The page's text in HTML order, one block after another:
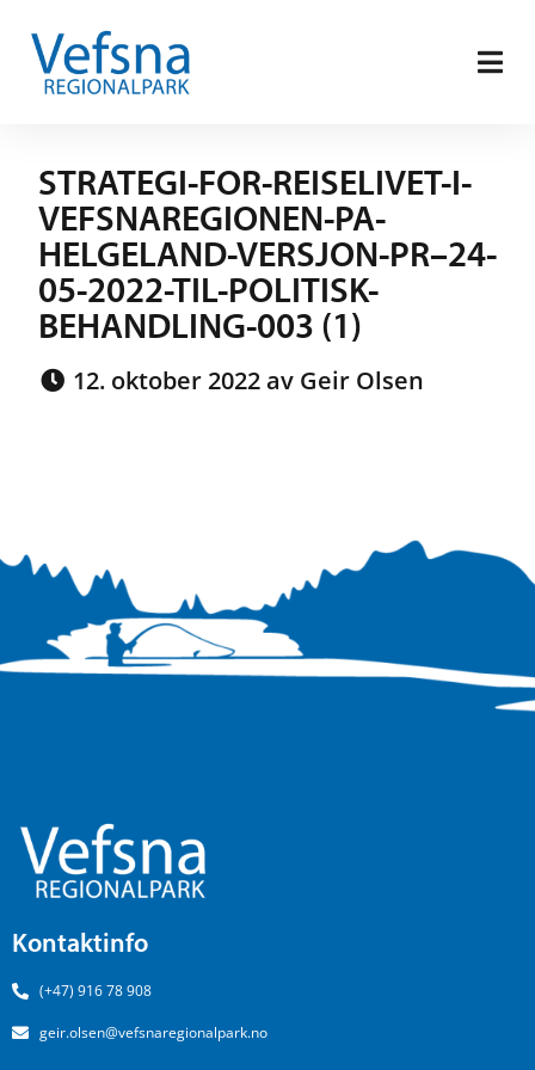
STRATEGI-FOR-REISELIVET-I-
VEFSNAREGIONEN-PA-
HELGELAND-VERSJON-PR–24-
05-2022-TIL-POLITISK-
BEHANDLING-003 (1)
12. oktober 2022 av Geir Olsen
Kontaktinfo
(+47) 916 78 908
geir.olsen@vefsnaregionalpark.no